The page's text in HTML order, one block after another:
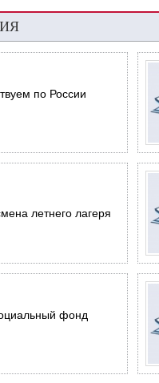
по России
летнего лагеря
фонд